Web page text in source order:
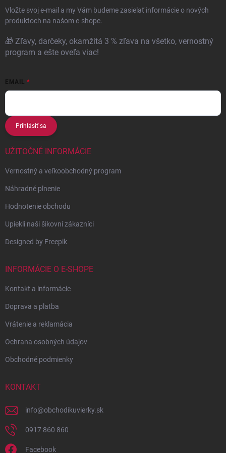
Vložte svoj e-mail a my Vám budeme zasielať informácie o nových
produktoch na našom e-shope.
🎁 Zľavy, darčeky, okamžitá 3 % zľava na všetko, vernostný
program a ešte oveľa viac!
EMAIL
Prihlásiť sa
UŽITOČNÉ INFORMÁCIE
Vernostný a veľkoobchodný program
Náhradné plnenie
Hodnotenie obchodu
Upiekli naši šikovní zákazníci
Designed by Freepik
INFORMÁCIE O E-SHOPE
Kontakt a informácie
Doprava a platba
Vrátenie a reklamácia
Ochrana osobných údajov
Obchodné podmienky
KONTAKT
info@obchodikuvierky.sk
0917 860 860
Facebook
Vytvorili sme vlastnú
Android aplikáciu –